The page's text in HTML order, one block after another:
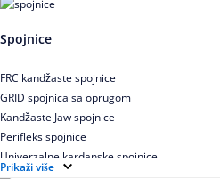
Uskoprofilno klinasto remenje
Uskoprofilno klinasto remenje spojeno
Uskoprofilno klinasto remenje XP extra power
Višekanalno remenje PJ,PK
Spojnice
FRC kandžaste spojnice
GRID spojnica sa oprugom
Kandžaste Jaw spojnice
Perifleks spojnice
Univerzalne kardanske spojnice
Zupčaste spojnice
Prikaži više